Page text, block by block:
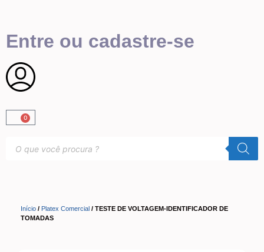
0
Entre ou cadastre-se
Início / Platex Comercial / TESTE DE VOLTAGEM-IDENTIFICADOR DE
TOMADAS